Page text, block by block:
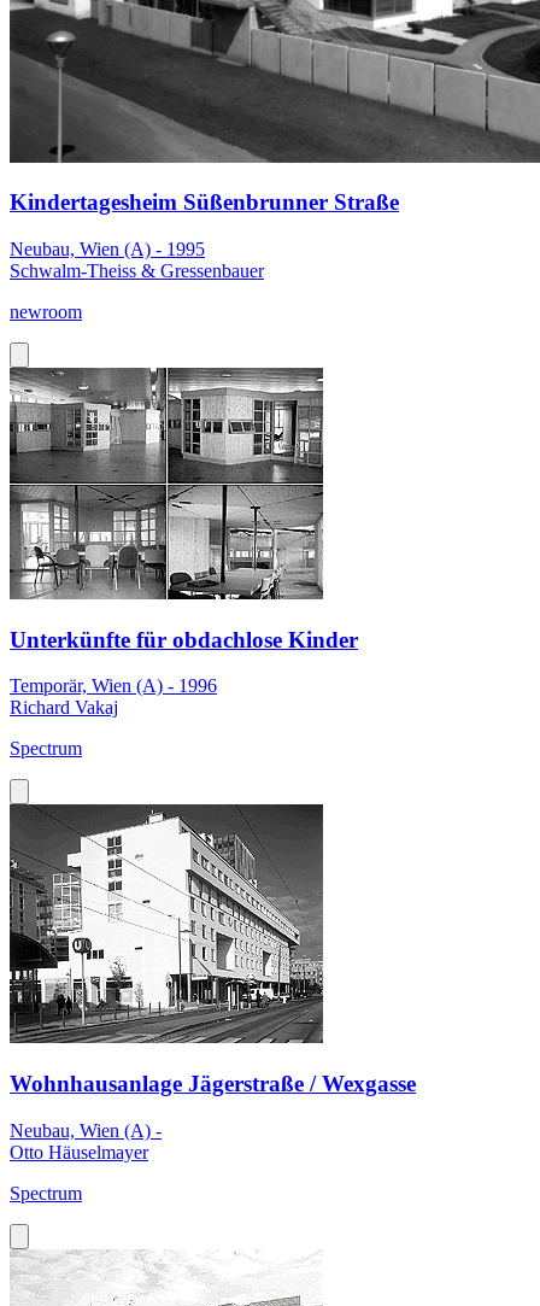
Kindertagesheim Süßenbrunner Straße
Neubau, Wien (A) - 1995
Schwalm-Theiss & Gressenbauer
newroom
Unterkünfte für obdachlose Kinder
Temporär, Wien (A) - 1996
Richard Vakaj
Spectrum
Wohnhausanlage Jägerstraße / Wexgasse
Neubau, Wien (A) -
Otto Häuselmayer
Spectrum